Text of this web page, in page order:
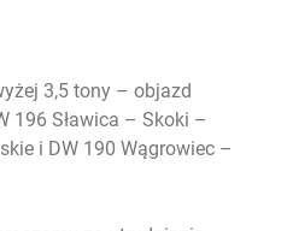
3,5 tony – objazd
196 Sławica – Skoki –
i DW 190 Wągrowiec –